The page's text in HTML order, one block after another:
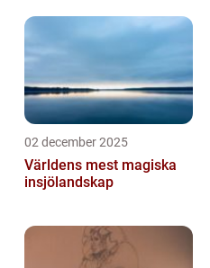
02 december 2025
Världens mest magiska
insjölandskap